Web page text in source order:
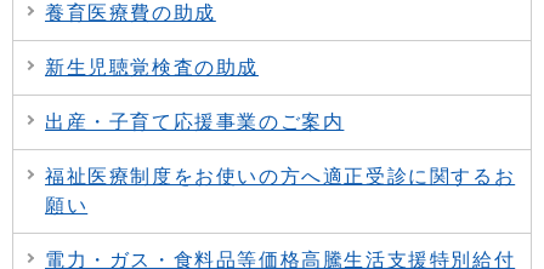
養育医療費の助成
新生児聴覚検査の助成
出産・子育て応援事業のご案内
福祉医療制度をお使いの方へ適正受診に関するお
願い
電力・ガス・食料品等価格高騰生活支援特別給付